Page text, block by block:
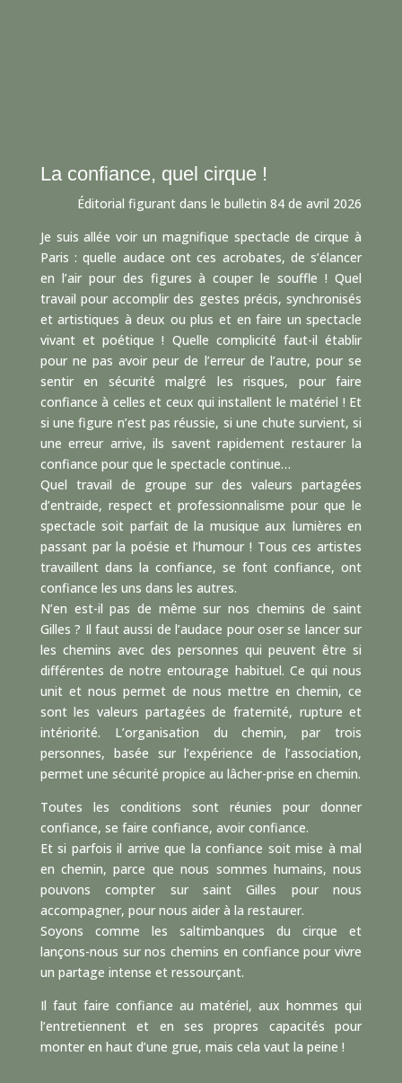
La confiance, quel cirque !
Éditorial figurant dans le bulletin 84 de avril 2026
Je suis allée voir un magnifique spectacle de cirque à
Paris : quelle audace ont ces acrobates, de s’élancer
en l’air pour des figures à couper le souffle ! Quel
travail pour accomplir des gestes précis, synchronisés
et artistiques à deux ou plus et en faire un spectacle
vivant et poétique ! Quelle complicité faut-il établir
pour ne pas avoir peur de l’erreur de l’autre, pour se
sentir en sécurité malgré les risques, pour faire
confiance à celles et ceux qui installent le matériel ! Et
si une figure n’est pas réussie, si une chute survient, si
une erreur arrive, ils savent rapidement restaurer la
confiance pour que le spectacle continue…
Quel travail de groupe sur des valeurs partagées
d’entraide, respect et professionnalisme pour que le
spectacle soit parfait de la musique aux lumières en
passant par la poésie et l’humour ! Tous ces artistes
travaillent dans la confiance, se font confiance, ont
confiance les uns dans les autres.
N’en est-il pas de même sur nos chemins de saint
Gilles ? Il faut aussi de l’audace pour oser se lancer sur
les chemins avec des personnes qui peuvent être si
différentes de notre entourage habituel. Ce qui nous
unit et nous permet de nous mettre en chemin, ce
sont les valeurs partagées de fraternité, rupture et
intériorité. L’organisation du chemin, par trois
personnes, basée sur l’expérience de l’association,
permet une sécurité propice au lâcher-prise en chemin.
Toutes les conditions sont réunies pour donner
confiance, se faire confiance, avoir confiance.
Et si parfois il arrive que la confiance soit mise à mal
en chemin, parce que nous sommes humains, nous
pouvons compter sur saint Gilles pour nous
accompagner, pour nous aider à la restaurer.
Soyons comme les saltimbanques du cirque et
lançons-nous sur nos chemins en confiance pour vivre
un partage intense et ressourçant.
Il faut faire confiance au matériel, aux hommes qui
l’entretiennent et en ses propres capacités pour
monter en haut d’une grue, mais cela vaut la peine !